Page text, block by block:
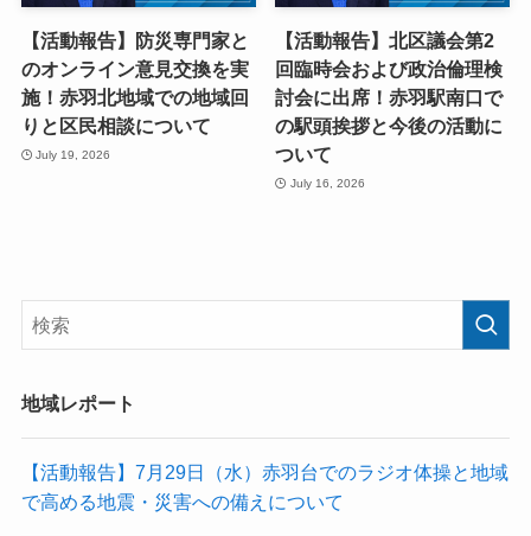
【活動報告】防災専門家と
のオンライン意見交換を実
施！赤羽北地域での地域回
りと区民相談について
July 19, 2026
【活動報告】北区議会第2
回臨時会および政治倫理検
討会に出席！赤羽駅南口で
の駅頭挨拶と今後の活動に
ついて
July 16, 2026
地域レポート
【活動報告】7月29日（水）赤羽台でのラジオ体操と地域
で高める地震・災害への備えについて